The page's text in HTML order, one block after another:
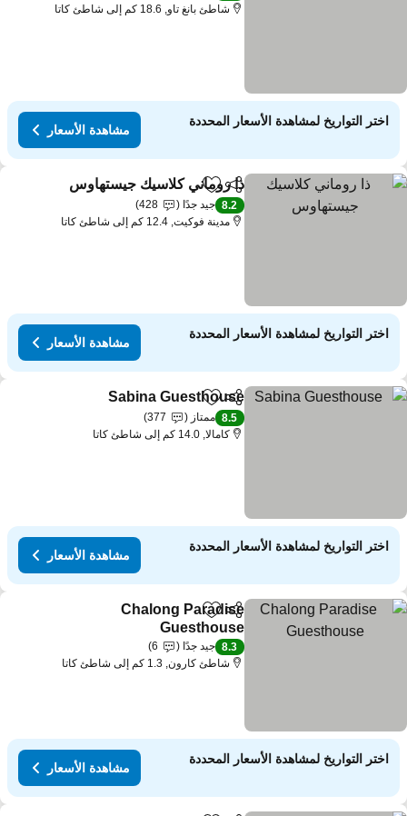
شاطئ بانغ تاو, 18.6 كم إلى شاطئ كاتا
اختر التواريخ لمشاهدة الأسعار المحددة
مشاهدة الأسعار
مشاركةAdd to favorites
ذا روماني كلاسيك جيستهاوس
8.2 جيد جدًا
428
مدينة فوكيت, 12.4 كم إلى شاطئ كاتا
اختر التواريخ لمشاهدة الأسعار المحددة
مشاهدة الأسعار
مشاركةAdd to favorites
Sabina Guesthouse
8.5 ممتاز
377
كامالا, 14.0 كم إلى شاطئ كاتا
اختر التواريخ لمشاهدة الأسعار المحددة
مشاهدة الأسعار
مشاركةAdd to favorites
Chalong Paradise
Guesthouse
8.3 جيد جدًا
6
شاطئ كارون, 1.3 كم إلى شاطئ كاتا
اختر التواريخ لمشاهدة الأسعار المحددة
مشاهدة الأسعار